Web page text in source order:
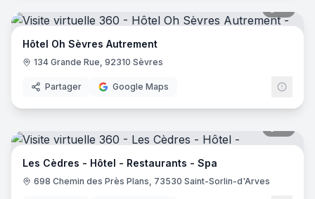
Hôtel Oh Sèvres Autrement
134 Grande Rue, 92310 Sèvres
Partager Google Maps
Les Cèdres - Hôtel - Restaurants - Spa
698 Chemin des Près Plans, 73530 Saint-Sorlin-d'Arves